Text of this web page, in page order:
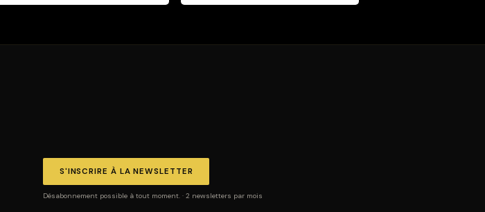
S'INSCRIRE À LA NEWSLETTER
Désabonnement possible à tout moment. · 2 newsletters par mois